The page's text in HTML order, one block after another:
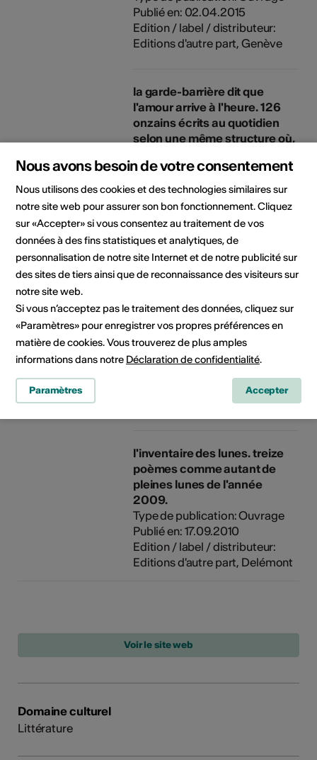
Publié en: 02.04.2015
Edition / label / distributeur:
Editions d'autre part, Genève
la garde-barrière dit que
l'amour arrive à l'heure. 126
onzains écrits au quotidien
selon une même structure où,
quelqu'un dit quelque chose.
Type de publication: Ouvrage
Publié en: 25.01.2013
Edition / label / distributeur:
Editions d'autre part, Genève
Tubatexte. spectacle de
originale composée et jouée
au tuba par Stéphane
Métrailler
Type de publication: Autre
Edition / label / distributeur:
théâtre du Brandon
l'inventaire des lunes. treize
poèmes comme autant de
pleines lunes de l'année
2009.
Type de publication: Ouvrage
Publié en: 17.09.2010
Edition / label / distributeur:
Editions d'autre part, Delémont
Domaine culturel
Littérature
Nous avons besoin de votre consentement
Nous utilisons des cookies et des technologies similaires sur
notre site web pour assurer son bon fonctionnement. Cliquez
sur «Accepter» si vous consentez au traitement de vos
données à des fins statistiques et analytiques, de
personnalisation de notre site Internet et de notre publicité sur
des sites de tiers ainsi que de reconnaissance des visiteurs sur
notre site web.
Si vous n’acceptez pas le traitement des données, cliquez sur
«Paramètres» pour enregistrer vos propres préférences en
matière de cookies. Vous trouverez de plus amples
informations dans notre Déclaration de confidentialité.
Paramètres Accepter